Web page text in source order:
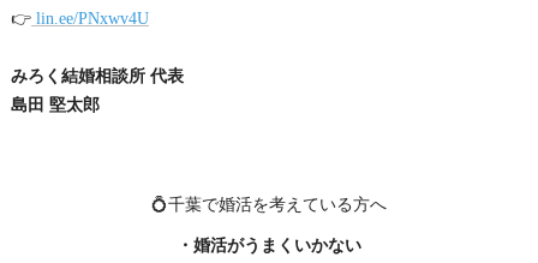
👉lin.ee/PNxwv4U
みろく結婚相談所 代表
島田 堅太郎
💍千葉で婚活を考えている方へ
・婚活がうまくいかない